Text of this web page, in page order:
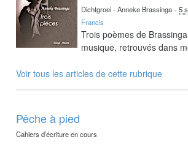
Dichtgroei - Anneke Brassinga -5
Francis
Trois poèmes de
musique, retrouvés dans
Voir tous les articles de cette rubrique
Pêche à pied
Cahiers d’écriture en cours